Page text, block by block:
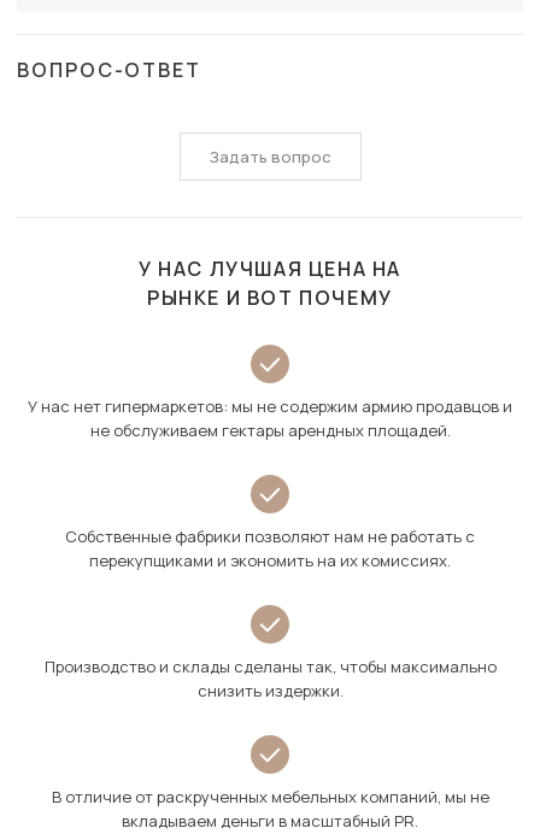
ВОПРОС-ОТВЕТ
Задать вопрос
У НАС ЛУЧШАЯ ЦЕНА НА
РЫНКЕ И ВОТ ПОЧЕМУ
У нас нет гипермаркетов: мы не содержим армию продавцов и
не обслуживаем гектары арендных площадей.
Собственные фабрики позволяют нам не работать с
перекупщиками и экономить на их комиссиях.
Производство и склады сделаны так, чтобы максимально
снизить издержки.
В отличие от раскрученных мебельных компаний, мы не
вкладываем деньги в масштабный PR.